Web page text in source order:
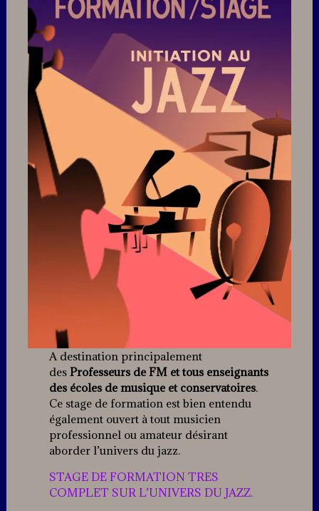
A destination principalement
des Professeurs de FM et tous enseignants
des écoles de musique et conservatoires.
Ce stage de formation est bien entendu
également ouvert à tout musicien
professionnel ou amateur désirant
aborder l’univers du jazz.
STAGE DE FORMATION TRES
COMPLET SUR L’UNIVERS DU JAZZ.